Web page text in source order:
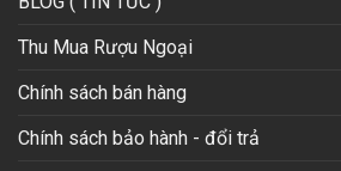
Thu Mua Rượu Ngoại
Chính sách bán hàng
Chính sách bảo hành - đổi trả